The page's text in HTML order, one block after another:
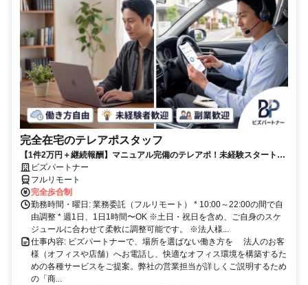
完全在宅のテレアポスタッフ
【1件2万円＋継続報酬】マニュアル完備のテレアポ！未経験スタートの
副業スタッフ活躍中／丁寧なフォロー体制あり
ビズパートナー
フルリモート
完全歩合制
勤務時間・曜日: 業務委託（フルリモート） * 10:00～22:00の間で自
由調整 * 週1日、1日1時間〜OK ※土日・祝日を含め、ご自身のスケ
ジュールに合わせて柔軟に調整可能です。 ※法人様...
仕事内容: ビズパートナーで、場所を選ばない働き方を 法人のお客
様（オフィスや店舗）へお電話し、快適なオフィス環境を構築するた
めの各種サービスをご提案。弊社の営業担当が詳しくご説明するため
の「商...